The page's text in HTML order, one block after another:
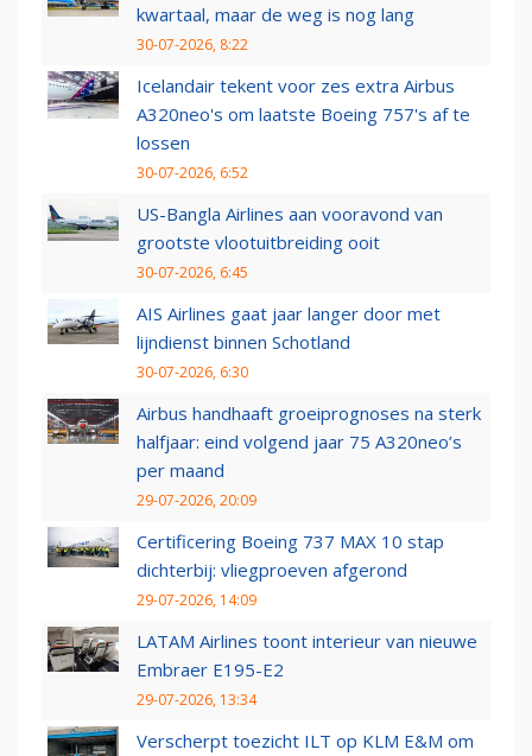
kwartaal, maar de weg is nog lang
30-07-2026, 8:22
Icelandair tekent voor zes extra Airbus
A320neo's om laatste Boeing 757's af te
lossen
30-07-2026, 6:52
US-Bangla Airlines aan vooravond van
grootste vlootuitbreiding ooit
30-07-2026, 6:45
AIS Airlines gaat jaar langer door met
lijndienst binnen Schotland
30-07-2026, 6:30
Airbus handhaaft groeiprognoses na sterk
halfjaar: eind volgend jaar 75 A320neo’s
per maand
29-07-2026, 20:09
Certificering Boeing 737 MAX 10 stap
dichterbij: vliegproeven afgerond
29-07-2026, 14:09
LATAM Airlines toont interieur van nieuwe
Embraer E195-E2
29-07-2026, 13:34
Verscherpt toezicht ILT op KLM E&M om